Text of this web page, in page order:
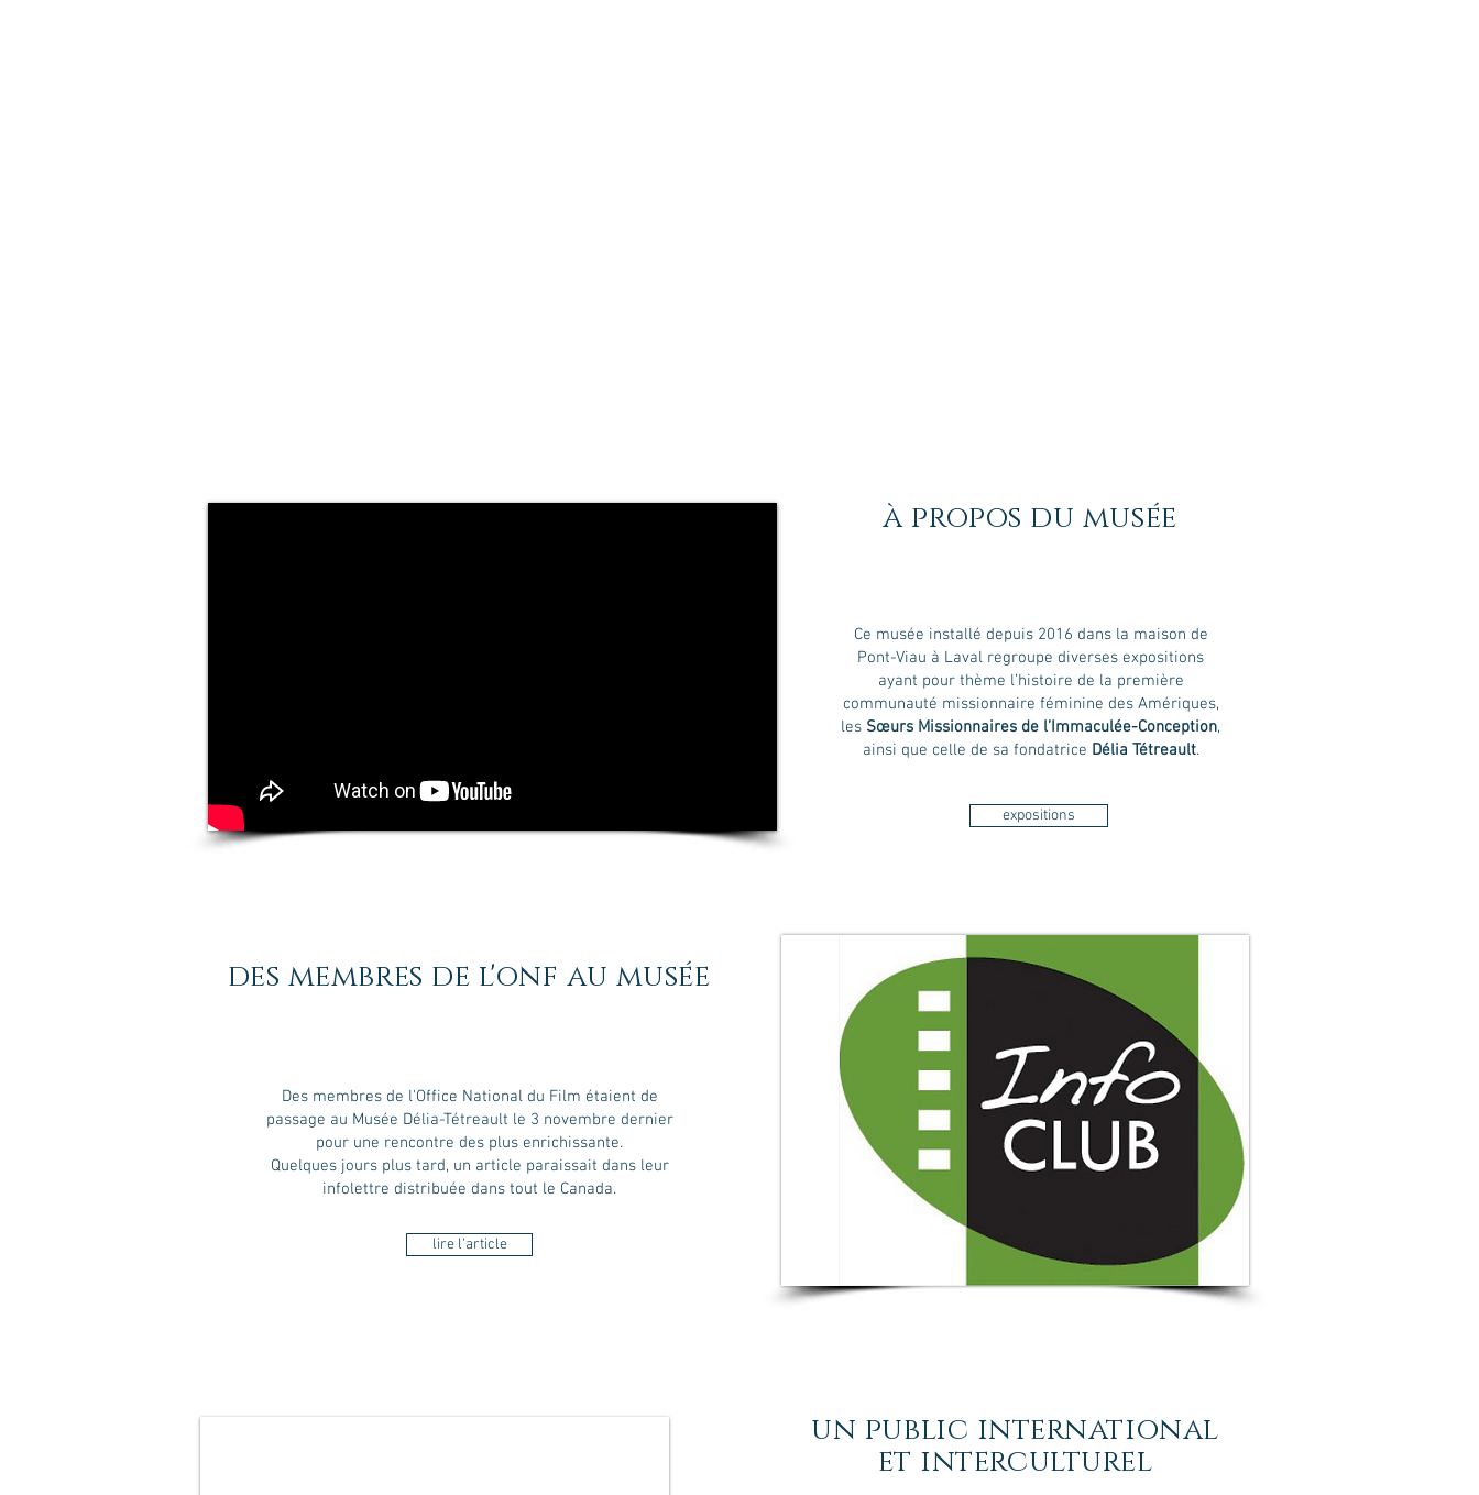
Ce musée installé depuis 2016 dans la maison de
Pont-Viau à Laval regroupe diverses expositions
ayant pour thème l’histoire de la première
communauté missionnaire féminine des Amériques,
les Sœurs Missionnaires de l’Immaculée-Conception,
ainsi que celle de sa fondatrice Délia Tétreault.
à propos du musée
expositions
des membres de l'onf au musée
Des membres de l'Office National du Film étaient de
passage au Musée Délia-Tétreault le 3 novembre dernier
pour une rencontre des plus enrichissante.
Quelques jours plus tard, un article paraissait dans leur
infolettre distribuée dans tout le Canada.
lire l'article
un public international
et interculturel